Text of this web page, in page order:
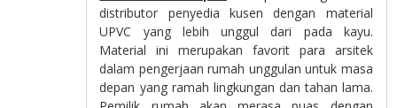
distributor penyedia kusen dengan material
UPVC yang lebih unggul dari pada kayu.
Material ini merupakan favorit para arsitek
dalam pengerjaan rumah unggulan untuk masa
depan yang ramah lingkungan dan tahan lama.